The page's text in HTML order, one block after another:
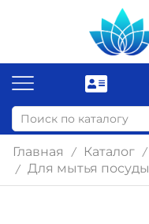
Главная / Каталог /
/ Для мытья посуды